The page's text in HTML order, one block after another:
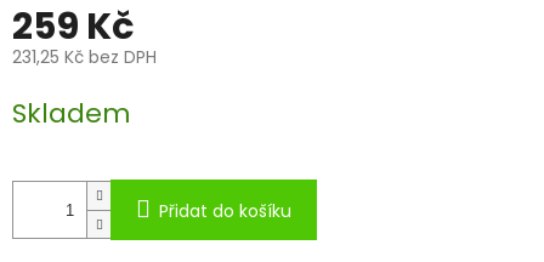
259 Kč
231,25 Kč bez DPH
cena:
Skladem
Přidat do košíku